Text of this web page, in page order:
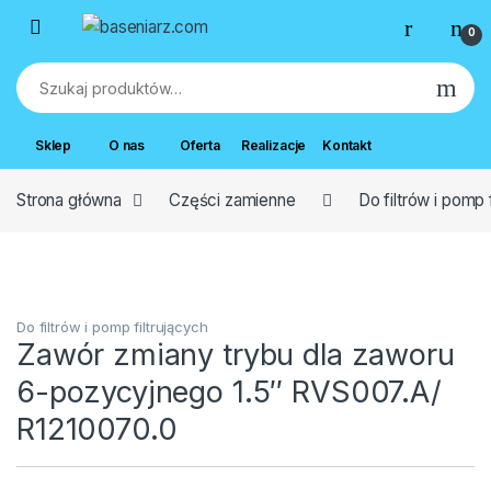
Przejdź do nawigacji
Przejdź do treści
0
Szukaj:
Sklep O nas Oferta Realizacje Kontakt
Strona główna Części zamienne Do filtrów i
Do filtrów i pomp filtrujących
Zawór zmiany trybu dla zaworu
6-pozycyjnego 1.5″ RVS007.A/
R1210070.0